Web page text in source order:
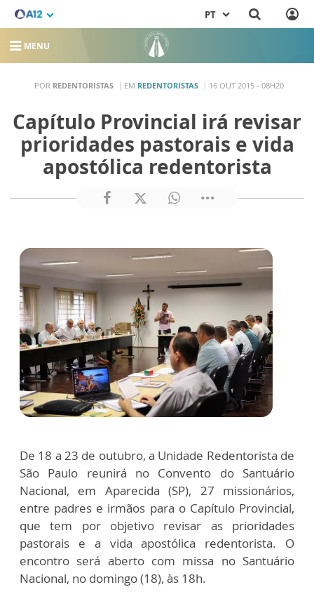
PT
MENU
POR REDENTORISTAS EM REDENTORISTAS 16 OUT 2015 - 08H20
Capítulo Provincial irá revisar
prioridades pastorais e vida
apostólica redentorista
De 18 a 23 de outubro, a Unidade Redentorista de
São Paulo reunirá no Convento do Santuário
Nacional, em Aparecida (SP), 27 missionários,
entre padres e irmãos para o Capítulo Provincial,
que tem por objetivo revisar as prioridades
pastorais e a vida apostólica redentorista. O
encontro será aberto com missa no Santuário
Nacional, no domingo (18), às 18h.